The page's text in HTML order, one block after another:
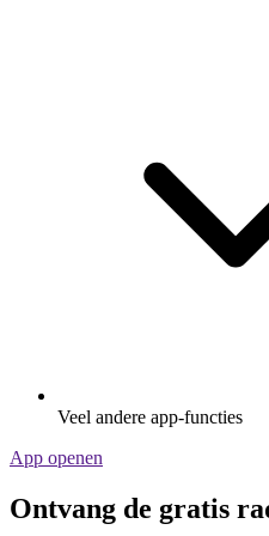
Veel andere app-functies
App openen
Ontvang de gratis